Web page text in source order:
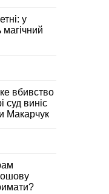
у
вбивство
виніс
Макарчук